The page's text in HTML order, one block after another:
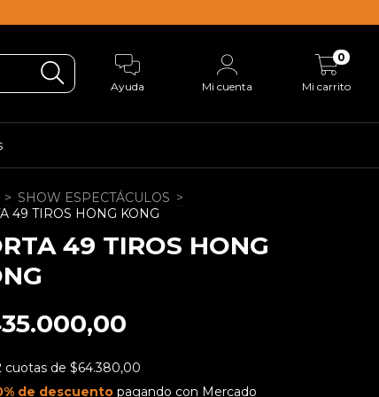
Ayuda Mi cuenta Mi carrito
0
> SHOW ESPECTÁCULOS >
49 TIROS HONG KONG
49 TIROS HONG
cuotas de $64.380,00
de descuentopagando con Mercado